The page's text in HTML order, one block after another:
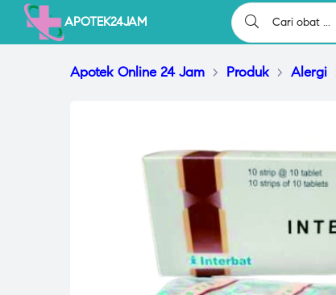
APOTEK24JAM
Apotek Online 24 Jam > Produk > Alergi